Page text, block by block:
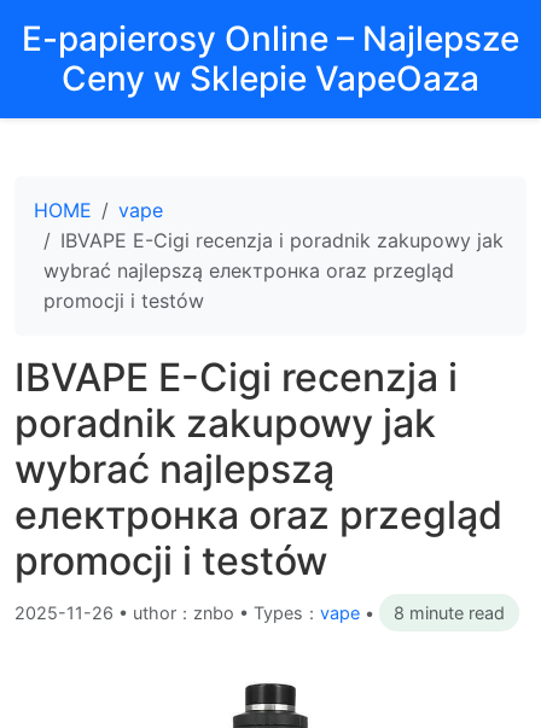
E-papierosy Online – Najlepsze
Ceny w Sklepie VapeOaza
HOME
vape
IBVAPE E-Cigi recenzja i poradnik zakupowy jak
wybrać najlepszą електронка oraz przegląd
promocji i testów
IBVAPE E-Cigi recenzja i
poradnik zakupowy jak
wybrać najlepszą
електронка oraz przegląd
promocji i testów
2025-11-26 • uthor：znbo • Types： vape • 8 minute read